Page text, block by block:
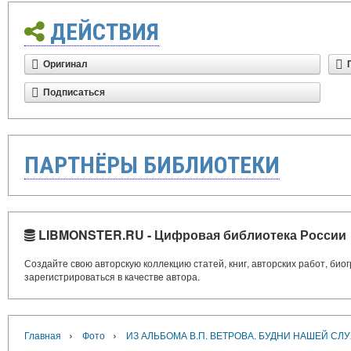
ДЕЙСТВИЯ
Оригинал
Подписаться
ПАРТНЁРЫ БИБЛИОТЕКИ
LIBMONSTER.RU - Цифровая библиотека России
Создайте свою авторскую коллекцию статей, книг, авторских работ,
зарегистрироваться в качестве автора.
Главная › Фото › ИЗ АЛЬБОМА В.П. ВЕТРОВА. БУДНИ НАШЕЙ